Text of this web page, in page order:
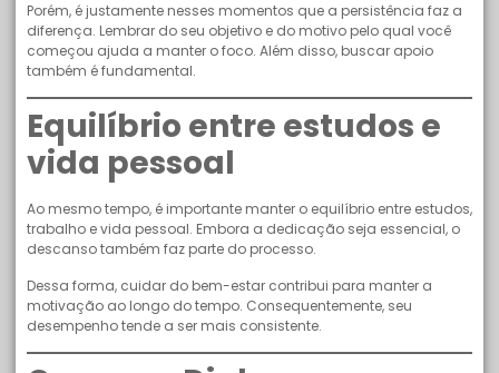
Porém, é justamente nesses momentos que a persistência faz a
diferença. Lembrar do seu objetivo e do motivo pelo qual você
começou ajuda a manter o foco. Além disso, buscar apoio
também é fundamental.
Equilíbrio entre estudos e
vida pessoal
Ao mesmo tempo, é importante manter o equilíbrio entre estudos,
trabalho e vida pessoal. Embora a dedicação seja essencial, o
descanso também faz parte do processo.
Dessa forma, cuidar do bem-estar contribui para manter a
motivação ao longo do tempo. Consequentemente, seu
desempenho tende a ser mais consistente.